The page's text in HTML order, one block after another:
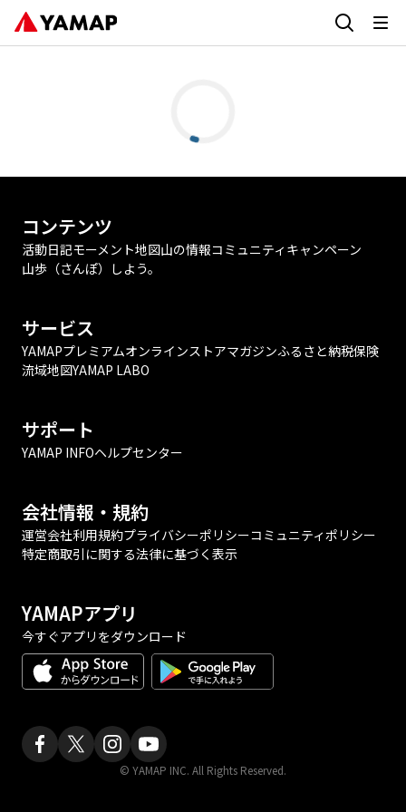
コンテンツ
活動日記モーメント地図山の情報コミュニティ キャンペーン
山歩（さんぽ）しよう。
サービス
YAMAPプレミアムオンラインストアマガジンふるさと納税保険
流域地図YAMAP LABO
サポート
YAMAP INFOヘルプセンター
会社情報・規約
運営会社利用規約プライバシーポリシーコミュニティポリシー
特定商取引に関する法律に基づく表示
YAMAPアプリ
今すぐアプリをダウンロード
© YAMAP INC. All Rights Reserved.